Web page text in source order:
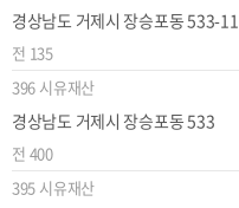
경상남도 거제시 장승포동 533-11
전 135
396 시유재산
경상남도 거제시 장승포동 533
전 400
395 시유재산